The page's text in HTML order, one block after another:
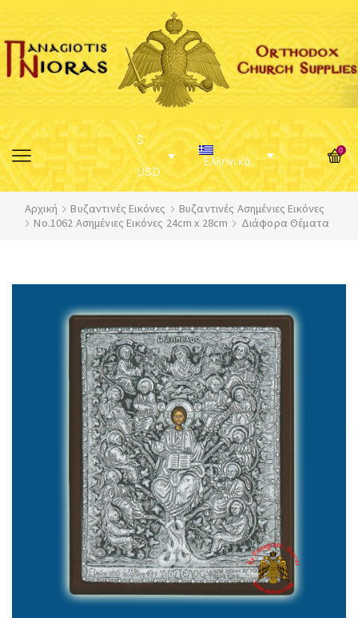
$
USD
Ελληνικά
0
Αρχική Βυζαντινές Εικόνες
Βυζαντινές Ασημένιες Εικόνες
No.1062 Ασημένιες Εικόνες 24cm x 28cm
Διάφορα Θέματα